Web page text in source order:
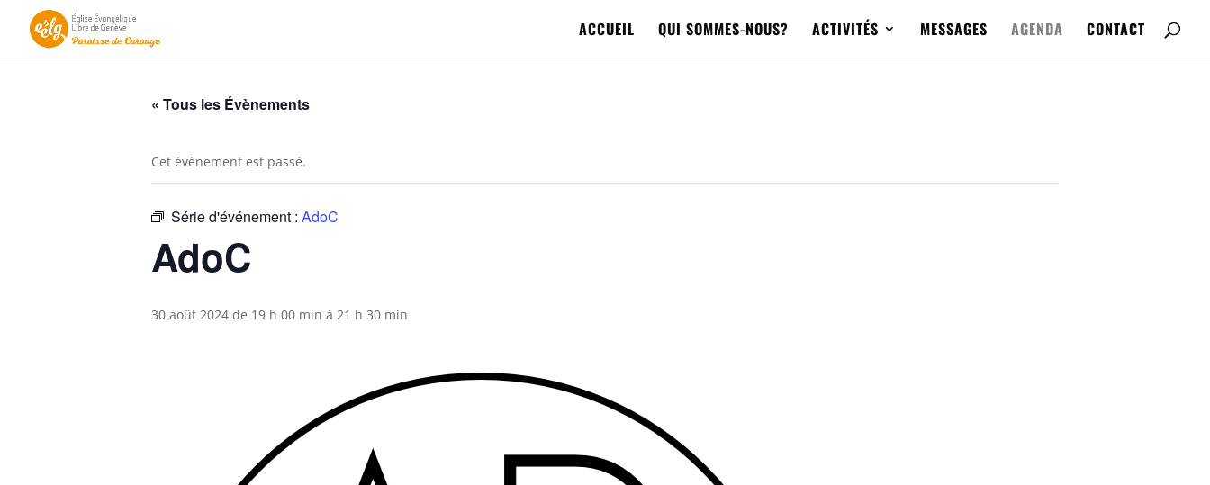
ACCUEIL QUI SOMMES-NOUS? ACTIVITÉS MESSAGES AGENDA CONTACT
« Tous les Évènements
Cet évènement est passé.
Série d'événement : AdoC
AdoC
30 août 2024 de 19 h 00 min à 21 h 30 min